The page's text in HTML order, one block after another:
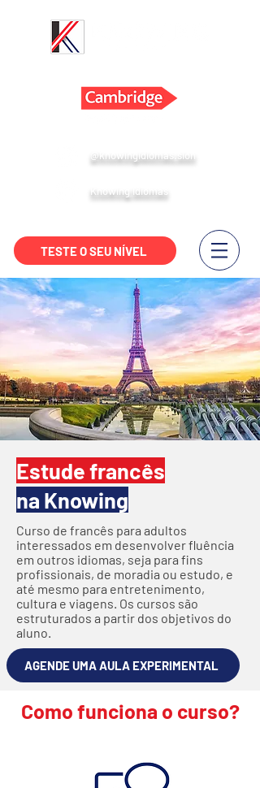
@knowingidiomas.sion
Knowing Idiomas
TESTE O SEU NÍVEL
Estude francês
na Knowing
Curso de francês para adultos
interessados em desenvolver fluência
em outros idiomas, seja para fins
profissionais, de moradia ou estudo, e
até mesmo para entretenimento,
cultura e viagens. Os cursos são
estruturados a partir dos objetivos do
aluno.
AGENDE UMA AULA EXPERIMENTAL
Como funciona o curso?